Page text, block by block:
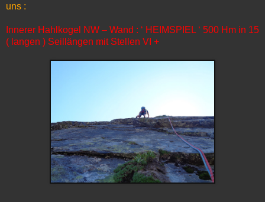
uns :
Innerer Hahlkogel NW – Wand : ‘ HEIMSPIEL ‘ 500 Hm in 15
( langen ) Seillängen mit Stellen VI +